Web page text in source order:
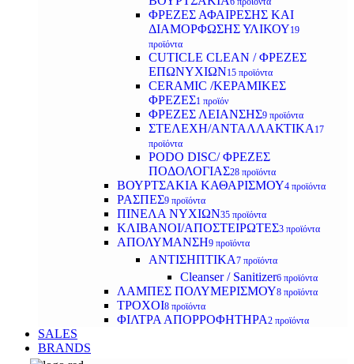
ΦΡΕΖΕΣ ΑΦΑΙΡΕΣΗΣ ΚΑΙ
ΔΙΑΜΟΡΦΩΣΗΣ ΥΛΙΚΟΥ19
προϊόντα
CUTICLE CLEAN / ΦΡΕΖΕΣ
ΕΠΩΝΥΧΙΩΝ15 προϊόντα
CERAMIC /ΚΕΡΑΜΙΚΕΣ
ΦΡΕΖΕΣ1 προϊόν
ΦΡΕΖΕΣ ΛΕΙΑΝΣΗΣ9 προϊόντα
ΣΤΕΛΕΧΗ/ΑΝΤΑΛΛΑΚΤΙΚΑ 17
προϊόντα
PODO DISC/ ΦΡΕΖΕΣ
ΠΟΔΟΛΟΓΙΑΣ28 προϊόντα
ΒΟΥΡΤΣΑΚΙΑ ΚΑΘΑΡΙΣΜΟΥ4 προϊόντα
ΡΑΣΠΕΣ9 προϊόντα
ΠΙΝΕΛΑ ΝΥΧΙΩΝ35 προϊόντα
ΚΛΙΒΑΝΟΙ/ΑΠΟΣΤΕΙΡΩΤΕΣ3 προϊόντα
ΑΠΟΛΥΜΑΝΣΗ9 προϊόντα
ΑΝΤΙΣΗΠΤΙΚΑ7 προϊόντα
Cleanser / Sanitizer6 προϊόντα
ΛΑΜΠΕΣ ΠΟΛΥΜΕΡΙΣΜΟΥ8 προϊόντα
ΤΡΟΧΟΙ8 προϊόντα
ΦΙΛΤΡΑ ΑΠΟΡΡΟΦΗΤΗΡΑ2 προϊόντα
SALES
BRANDS